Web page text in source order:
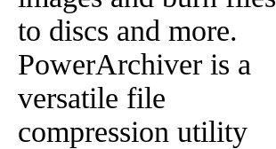
to discs and more.
PowerArchiver is a
versatile file
compression utility